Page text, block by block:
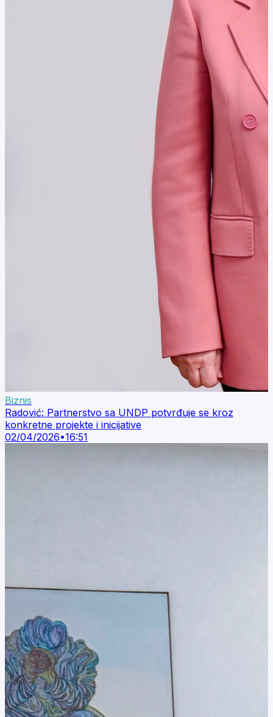
Biznis
Radović: Partnerstvo sa UNDP potvrđuje se kroz
konkretne projekte i inicijative
02/04/2026•16:51